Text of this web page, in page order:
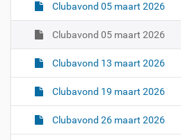
Clubavond 05 maart 2026
Clubavond 05 maart 2026
Clubavond 13 maart 2026
Clubavond 19 maart 2026
Clubavond 26 maart 2026